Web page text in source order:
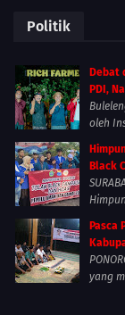
Politik
Debat
PDI,
oleh
Black
Pasca
yang